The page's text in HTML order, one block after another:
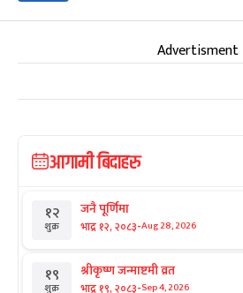
Advertisment
आगामी बिदाहरु
१२
शुक्र
जनै पूर्णिमा
भाद्र १२, २०८३-Aug 28, 2026
१९
शुक्र
श्रीकृष्ण जन्माष्टमी व्रत
भाद्र १९, २०८३-Sep 4, 2026